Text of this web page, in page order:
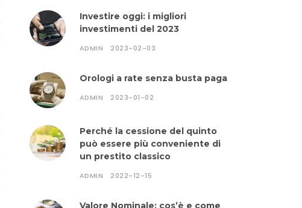
Investire oggi: i migliori
investimenti del 2023
ADMIN 2023-02-03
Orologi a rate senza busta paga
ADMIN 2023-01-02
Perché la cessione del quinto
può essere più conveniente di
un prestito classico
ADMIN 2022-12-15
Valore Nominale: cos’è e come